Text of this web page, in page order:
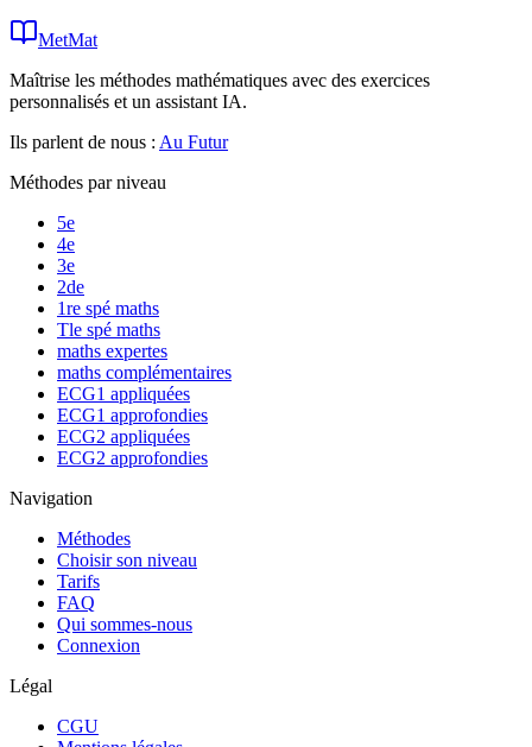
MetMat
Maîtrise les méthodes mathématiques avec des exercices
personnalisés et un assistant IA.
Ils parlent de nous : Au Futur
Méthodes par niveau
5e
4e
3e
2de
1re spé maths
Tle spé maths
maths expertes
maths complémentaires
ECG1 appliquées
ECG1 approfondies
ECG2 appliquées
ECG2 approfondies
Navigation
Méthodes
Choisir son niveau
Tarifs
FAQ
Qui sommes-nous
Connexion
Légal
CGU